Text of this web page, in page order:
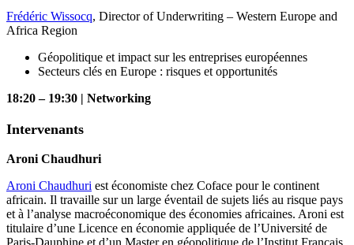
Frédéric Wissocq, Director of Underwriting – Western Europe and
Africa Region
Géopolitique et impact sur les entreprises européennes
Secteurs clés en Europe : risques et opportunités
18:20 – 19:30 | Networking
Intervenants
Aroni Chaudhuri
Aroni Chaudhuri est économiste chez Coface pour le continent
africain. Il travaille sur un large éventail de sujets liés au risque pays
et à l’analyse macroéconomique des économies africaines. Aroni est
titulaire d’une Licence en économie appliquée de l’Université de